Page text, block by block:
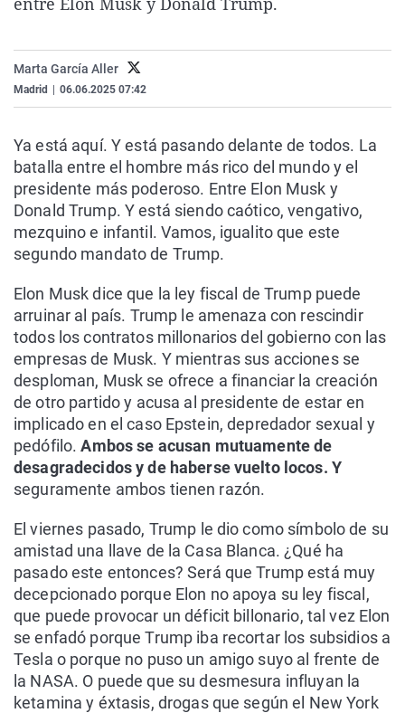
La rosa de los vientos
Gente viajera
Caso
Retornados
Operación Viuda
Extremadura
Galicia
Navarra
País Vasco
Virales
Televisión
Marta García Aller
Madrid 06.06.2025 07:42
Ya está aquí. Y está pasando delante de todos. La
batalla entre el hombre más rico del mundo y el
presidente más poderoso. Entre Elon Musk y
Donald Trump. Y está siendo caótico, vengativo,
mezquino e infantil. Vamos, igualito que este
segundo mandato de Trump.
Elon Musk dice que la ley fiscal de Trump puede
arruinar al país. Trump le amenaza con rescindir
todos los contratos millonarios del gobierno con las
empresas de Musk. Y mientras sus acciones se
desploman, Musk se ofrece a financiar la creación
de otro partido y acusa al presidente de estar en
implicado en el caso Epstein, depredador sexual y
pedófilo.Ambos se acusan mutuamente de
desagradecidos y de haberse vuelto locos. Y
seguramente ambos tienen razón.
El viernes pasado, Trump le dio como símbolo de su
amistad una llave de la Casa Blanca. ¿Qué ha
pasado este entonces? Será que Trump está muy
decepcionado porque Elon no apoya su ley fiscal,
que puede provocar un déficit billonario, tal vez Elon
se enfadó porque Trump iba recortar los subsidios a
Tesla o porque no puso un amigo suyo al frente de
la NASA. O puede que su desmesura influyan la
ketamina y éxtasis, drogas que según el New York